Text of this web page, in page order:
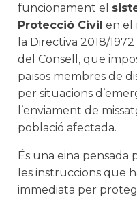
funcionament el
Protecció Civil en el
la Directiva 2018/
del Consell, que
països membres de
per situacions
l’enviament de
població afectada.
És una eina pensada
les instruccions que
immediata per